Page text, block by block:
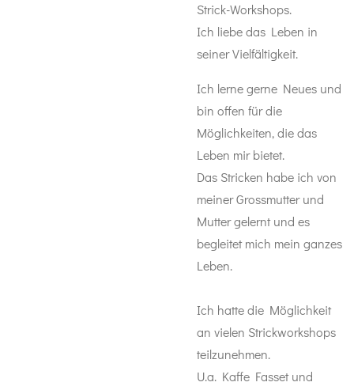
Strick-Workshops.
Ich liebe das Leben in
seiner Vielfältigkeit.
Ich lerne gerne Neues und
bin offen für die
Möglichkeiten, die das
Leben mir bietet.
Das Stricken habe ich von
meiner Grossmutter und
Mutter gelernt und es
begleitet mich mein ganzes
Leben.
Ich hatte die Möglichkeit
an vielen Strickworkshops
teilzunehmen.
U.a. Kaffe Fasset und